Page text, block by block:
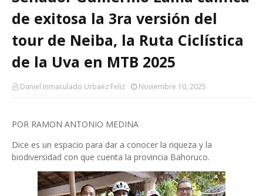
de exitosa la 3ra versión del
tour de Neiba, la Ruta Ciclística
de la Uva en MTB 2025
Daniel Inmaculado Urbaez Feliz Noviembre 10, 2025
POR RAMON ANTONIO MEDINA
Dice es un espacio para dar a conocer la riqueza y la
biodiversidad con que cuenta la provincia Bahoruco.